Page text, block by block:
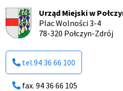
Urząd Miejski w
Plac Wolności 3-4
78-320 Połczyn-Zdrój
tel.94 36 66 100
fax. 94 36 66 105